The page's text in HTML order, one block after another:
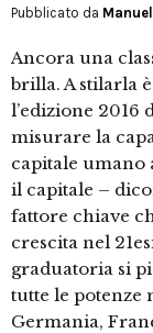
Pubblicato da
Ancora una
brilla. A stilarla
l’edizione 2016
misurare la
capitale umano
il capitale –
fattore chiave
crescita nel
graduatoria si
tutte le potenze
Germania,